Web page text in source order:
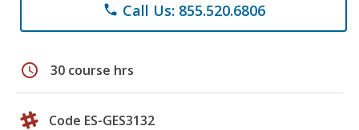
phone Call Us: 855.520.6806
schedule 30 course hrs
Code ES-GES3132